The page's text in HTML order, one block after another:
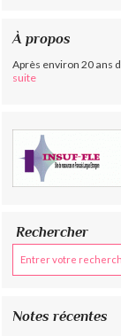
À propos
Après environ 20 ans
suite
Rechercher
Notes récentes